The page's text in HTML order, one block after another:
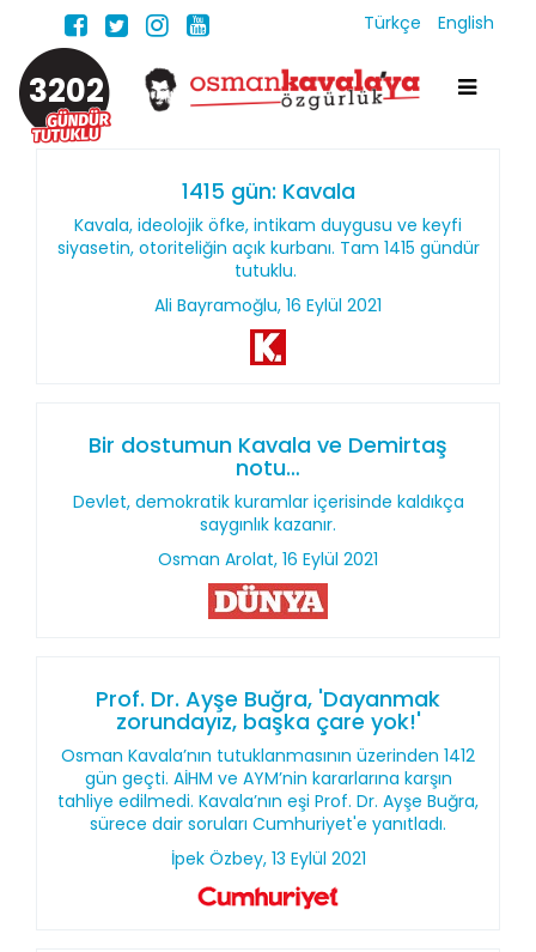
Türkçe English
3202
1415 gün: Kavala
Kavala, ideolojik öfke, intikam duygusu ve keyfi
siyasetin, otoriteliğin açık kurbanı. Tam 1415 gündür
tutuklu.
Ali Bayramoğlu, 16 Eylül 2021
Bir dostumun Kavala ve Demirtaş
notu…
Devlet, demokratik kuramlar içerisinde kaldıkça
saygınlık kazanır.
Osman Arolat, 16 Eylül 2021
Prof. Dr. Ayşe Buğra, 'Dayanmak
zorundayız, başka çare yok!'
Osman Kavala’nın tutuklanmasının üzerinden 1412
gün geçti. AİHM ve AYM’nin kararlarına karşın
tahliye edilmedi. Kavala’nın eşi Prof. Dr. Ayşe Buğra,
sürece dair soruları Cumhuriyet'e yanıtladı.
İpek Özbey, 13 Eylül 2021